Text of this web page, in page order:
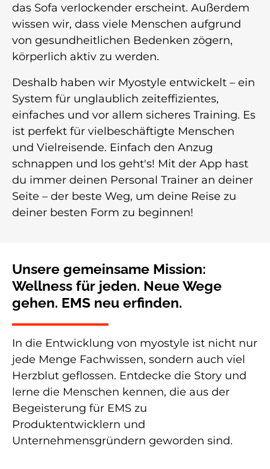
das Sofa verlockender erscheint. Außerdem
wissen wir, dass viele Menschen aufgrund
von gesundheitlichen Bedenken zögern,
körperlich aktiv zu werden.
Deshalb haben wir Myostyle entwickelt – ein
System für unglaublich zeiteffizientes,
einfaches und vor allem sicheres Training. Es
ist perfekt für vielbeschäftigte Menschen
und Vielreisende. Einfach den Anzug
schnappen und los geht's! Mit der App hast
du immer deinen Personal Trainer an deiner
Seite – der beste Weg, um deine Reise zu
deiner besten Form zu beginnen!
Unsere gemeinsame Mission:
Wellness für jeden. Neue Wege
gehen. EMS neu erfinden.
In die Entwicklung von myostyle ist nicht nur
jede Menge Fachwissen, sondern auch viel
Herzblut geflossen. Entdecke die Story und
lerne die Menschen kennen, die aus der
Begeisterung für EMS zu
Produktentwicklern und
Unternehmensgründern geworden sind.